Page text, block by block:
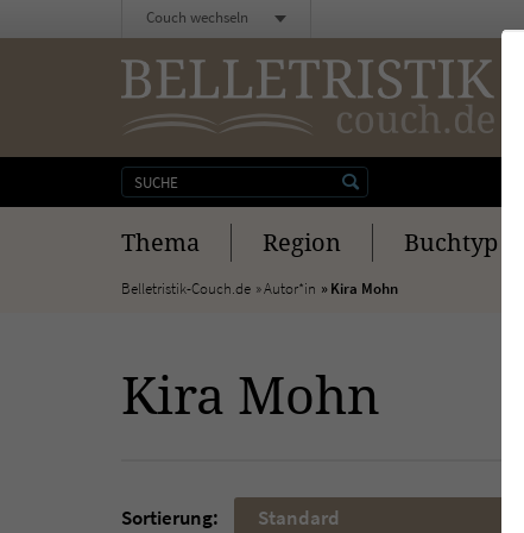
Thema Region Buchtyp
Couch wechseln
Belletristik-Couch.de Autor*in Kira Mohn
Kira Mohn
Sortierung:
Standard